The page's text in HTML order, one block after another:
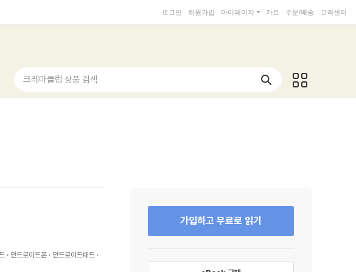
로그인 회원가입 마이페이지 카트 주문/배송 고객센터
크레마클럽 상품 검색
안드로이드폰
안드로이드패드
가입하고 무료로 읽기